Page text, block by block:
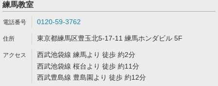
練馬教室
0120-59-3762
東京都練馬区豊玉北5-17-11 練馬ホンダビル 5F
西武池袋線 練馬より 徒歩 約2分
西武池袋線 桜台より 徒歩 約11分
西武豊島線 豊島園より 徒歩 約12分